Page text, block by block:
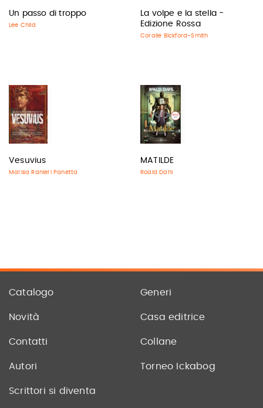
Un passo di troppo
Lee Child
La volpe e la stella -
Edizione Rossa
Coralie Bickford-Smith
Vesuvius
Marisa Ranieri Panetta
MATILDE
Roald Dahl
Catalogo Generi
Novità Casa editrice
Contatti Collane
Autori Torneo Ickabog
Scrittori si diventa